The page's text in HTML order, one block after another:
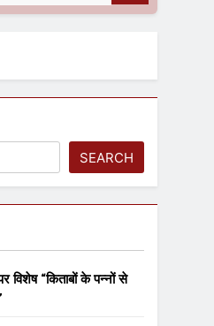
SEARCH
विशेष “किताबों के पन्नों से